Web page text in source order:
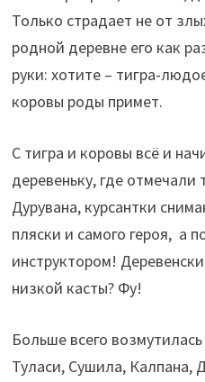
Только страдает не от
родной деревне его как
руки: хотите – тигра-
коровы роды примет.
С тигра и коровы всё и
деревеньку, где отмечали
Дурувана, курсантки
пляски и самого героя, а
инструктором!
низкой касты? Фу!
Больше всего
Туласи, Сушила,